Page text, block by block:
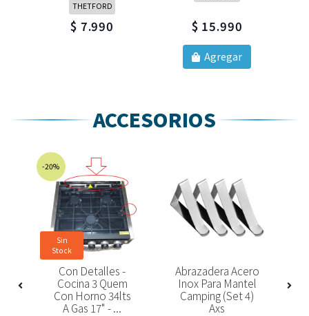
THETFORD
$ 7.990 $ 15.990
Agregar
ACCESORIOS
-20%
Sin
Stock
Con Detalles -
Cocina 3 Quem
Con Horno 34lts
A Gas 17" - ...
Abrazadera Acero
Inox Para Mantel
Camping (set 4)
Axs